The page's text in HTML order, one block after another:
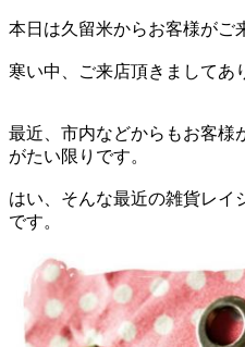
本日は久留米からお客様がご
寒い中、ご来店頂きましてあ
最近、市内などからもお客様
がたい限りです。
はい、そんな最近の雑貨レイ
です。